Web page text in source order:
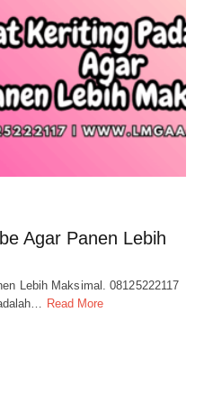
Agar Panen Lebih
Lebih Maksimal. 08125222117
Read More